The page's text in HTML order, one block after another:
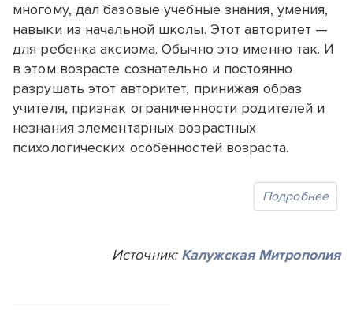
многому, дал базовые учебные знания, умения,
навыки из начальной школы. Этот авторитет —
для ребенка аксиома. Обычно это именно так. И
в этом возрасте сознательно и постоянно
разрушать этот авторитет, принижая образ
учителя, признак ограниченности родителей и
незнания элементарных возрастных
психологических особенностей возраста.
Подробнее
Источник: Калужская Митрополия